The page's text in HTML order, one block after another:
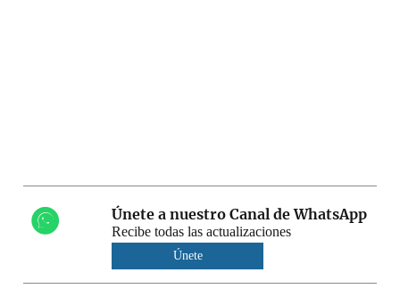
Únete a nuestro Canal de WhatsApp
Recibe todas las actualizaciones
Únete